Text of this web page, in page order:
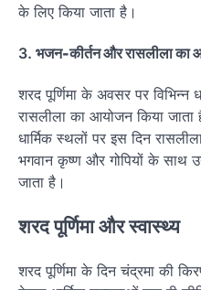
के लिए किया जाता है।
3. भजन-कीर्तन और रासलीला का
शरद पूर्णिमा के अवसर पर विभिन्न
रासलीला का आयोजन किया
धार्मिक स्थलों पर इस दिन
भगवान कृष्ण और गोपियों के साथ
जाता है।
शरद पूर्णिमा और स्वास्थ्य
शरद पूर्णिमा के दिन चंद्रमा की